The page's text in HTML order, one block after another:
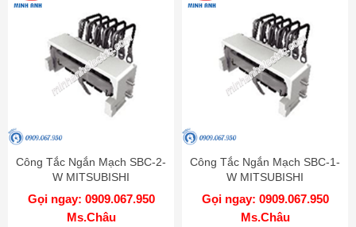
Công Tắc Ngắn Mạch SBC-2-
W MITSUBISHI
Gọi ngay: 0909.067.950
Ms.Châu
Công Tắc Ngắn Mạch SBC-1-
W MITSUBISHI
Gọi ngay: 0909.067.950
Ms.Châu